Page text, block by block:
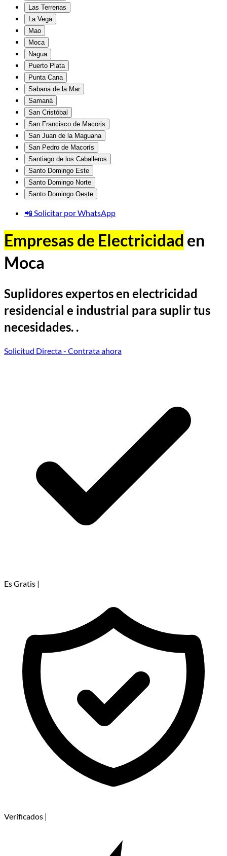
Las Terrenas
La Vega
Mao
Moca
Nagua
Puerto Plata
Punta Cana
Sabana de la Mar
Samaná
San Cristóbal
San Francisco de Macoris
San Juan de la Maguana
San Pedro de Macorís
Santiago de los Caballeros
Santo Domingo Este
Santo Domingo Norte
Santo Domingo Oeste
📲 Solicitar por WhatsApp
Empresas de Electricidad en
Moca
Suplidores expertos en electricidad
residencial e industrial para suplir tus
necesidades. .
Solicitud Directa- Contrata ahora
Es Gratis |
Verificados |